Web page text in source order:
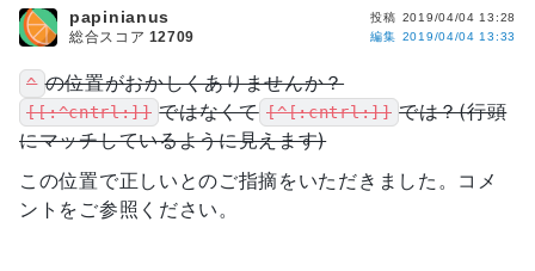
^ の位置がおかしくありませんか？
[[:^cntrl:]] ではなくて [^[:cntrl:]] では？(行頭
にマッチしているように見えます)
この位置で正しいとのご指摘をいただきました。コメ
ントをご参照ください。
投稿 2019/04/04 13:28
編集 2019/04/04 13:33
papinianus
総合スコア 12709